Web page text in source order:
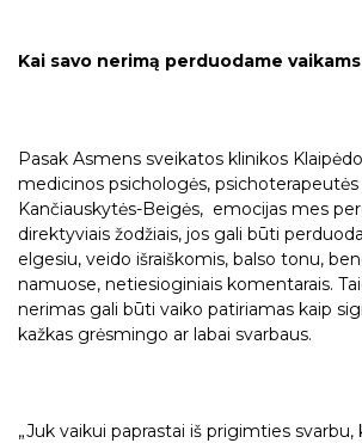
Kai savo nerimą perduodame vaikams
Pasak Asmens sveikatos klinikos
medicinos psichologės, psichoterapeutės
Kančiauskytės-Beigės, emocijas mes
direktyviais žodžiais, jos gali būti
elgesiu, veido išraiškomis, balso tonu,
namuose, netiesioginiais komentarais.
nerimas gali būti vaiko patiriamas kaip
kažkas grėsmingo ar labai svarbaus.
„Juk vaikui paprastai iš prigimties